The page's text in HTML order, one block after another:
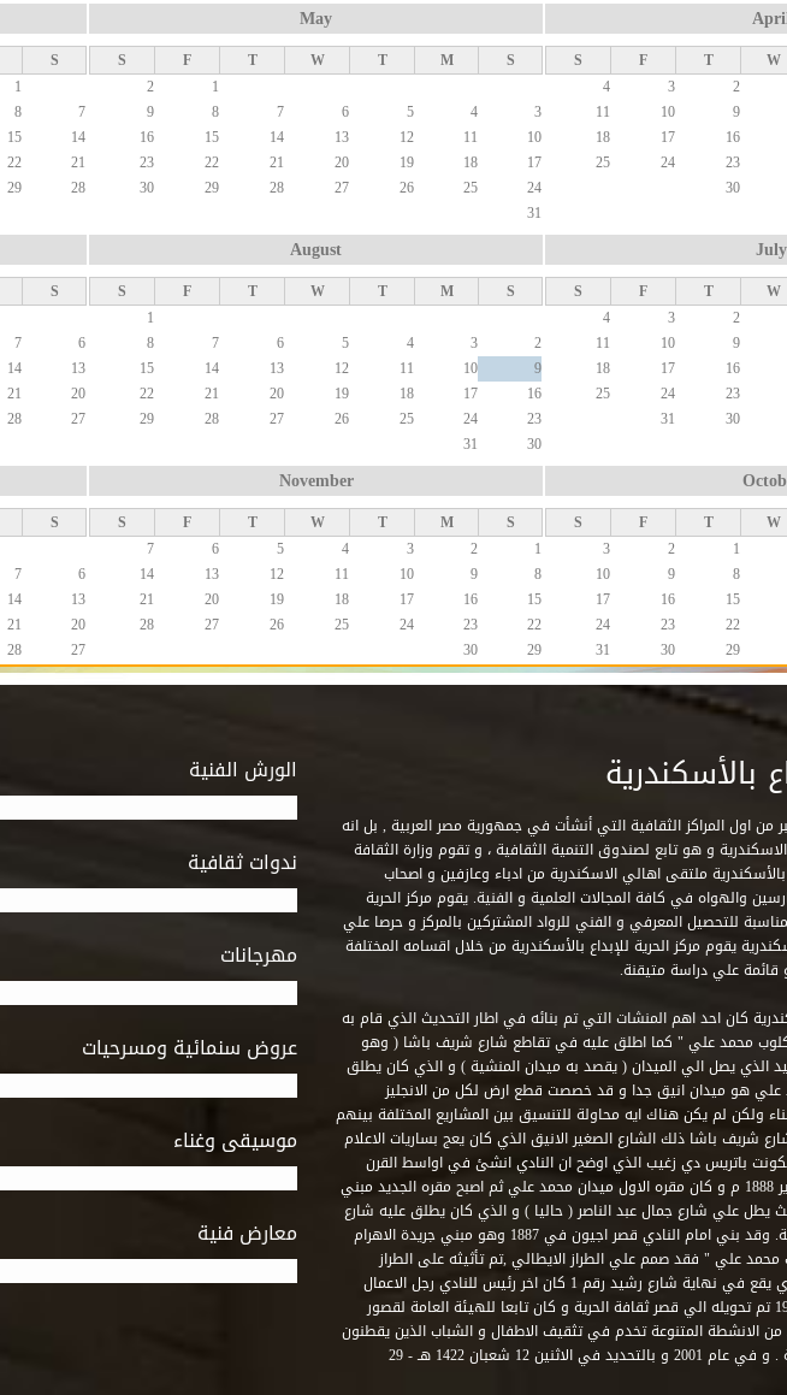
W
T
F
S
2
3
4
9
10
11
16
17
18
23
24
25
30
May
S
M
T
W
T
F
S
1
2
3
4
5
6
7
8
9
10
11
12
13
14
15
16
17
18
19
20
21
22
23
24
25
26
27
28
29
30
31
S
1
7
8
14
15
21
22
28
29
July
W
T
F
S
2
3
4
9
10
11
16
17
18
23
24
25
30
31
August
S
M
T
W
T
F
S
1
2
3
4
5
6
7
8
9
10
11
12
13
14
15
16
17
18
19
20
21
22
23
24
25
26
27
28
29
30
31
S
6
7
13
14
20
21
27
28
W
T
F
S
1
2
3
8
9
10
15
16
17
22
23
24
29
30
31
November
S
M
T
W
T
F
S
1
2
3
4
5
6
7
8
9
10
11
12
13
14
15
16
17
18
19
20
21
22
23
24
25
26
27
28
29
30
S
6
7
13
14
20
21
27
28
الورش الفنية
ندوات ثقافية
مهرجانات
عروض سنمائية ومسرحيات
موسيقى وغناء
معارض فنية
بالأسكندرية
من اول المراكز الثقافية التي أنشأت في جمهورية مصر العربية , بل انه
و هو تابع لصندوق التنمية الثقافية ، و تقوم وزارة الثقافة
بالأسكندرية ملتقى اهالي الاسكندرية من ادباء وعازفين و اصحاب
والهواه في كافة المجالات العلمية و الفنية. يقوم مركز الحرية
للتحصيل المعرفي و الفني للرواد المشتركين بالمركز و حرصا علي
يقوم مركز الحرية للإبداع بالأسكندرية من خلال اقسامه المختلفة
علي دراسة متيقنة.
كان احد اهم المنشات التي تم بنائه في اطار التحديث الذي قام به
محمد علي " كما اطلق عليه في تقاطع شارع شريف باشا ( وهو
الذي يصل الي الميدان ( يقصد به ميدان المنشية ) و الذي كان يطلق
علي هو ميدان انيق جدا و قد خصصت قطع ارض لكل من الانجليز
ولكن لم يكن هناك ايه محاولة للتنسيق بين المشاريع المختلفة بينهم
شريف باشا ذلك الشارع الصغير الانيق الذي كان يعج بساريات الاعلام
باتريس دي زغيب الذي اوضح ان النادي انشئ في اواسط القرن
التاسع عشر و بالتحديد في 15 فبراير 1888 م و كان مقره الاول ميدان محمد علي ثم اصبح مقره الجديد مبني
علي شارع جمال عبد الناصر ( حاليا ) و الذي كان يطلق عليه شارع
رشيد – فؤاد الاول – ثم طريق الحرية. وقد بني امام النادي قصر اجيون في 1887 وهو مبني جريدة الاهرام
محمد علي " فقد صمم علي الطراز الايطالي ,تم تأثيثه على الطراز
الفرنسي نابوليون الثالث .هذا النادي يقع في نهاية شارع رشيد رقم 1 كان اخر رئيس للنادي رجل الاعمال
المصري " عزيز حسن " . في عام 1962 تم تحويله الي قصر ثقافة الحرية و كان تابعا للهيئة العامة لقصور
من الانشطة المتنوعة تخدم في تثقيف الاطفال و الشباب الذين يقطنون
هذه المنطقة من مدينة الاسكندرية . و في عام 2001 و بالتحديد في الاثنين 12 شعبان 1422 هـ - 29